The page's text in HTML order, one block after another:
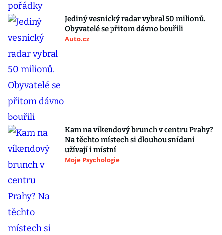
Jediný vesnický radar vybral 50 milionů.
Obyvatelé se přitom dávno bouřili
Auto.cz
Kam na víkendový brunch v centru Prahy?
Na těchto místech si dlouhou snídani
užívají i místní
Moje Psychologie